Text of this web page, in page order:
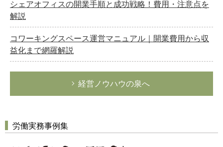
シェアオフィスの開業手順と成功戦略！費用・注意点を
解説
コワーキングスペース運営マニュアル｜開業費用から収
益化まで網羅解説
経営ノウハウの泉へ
労働実務事例集